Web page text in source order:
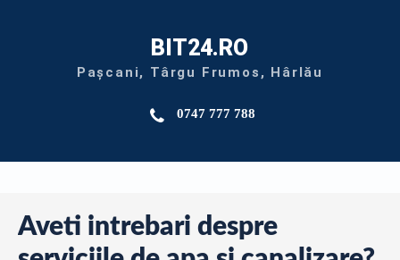
BIT24.RO
Pașcani, Târgu Frumos, Hârlău
0747 777 788
Aveti intrebari despre